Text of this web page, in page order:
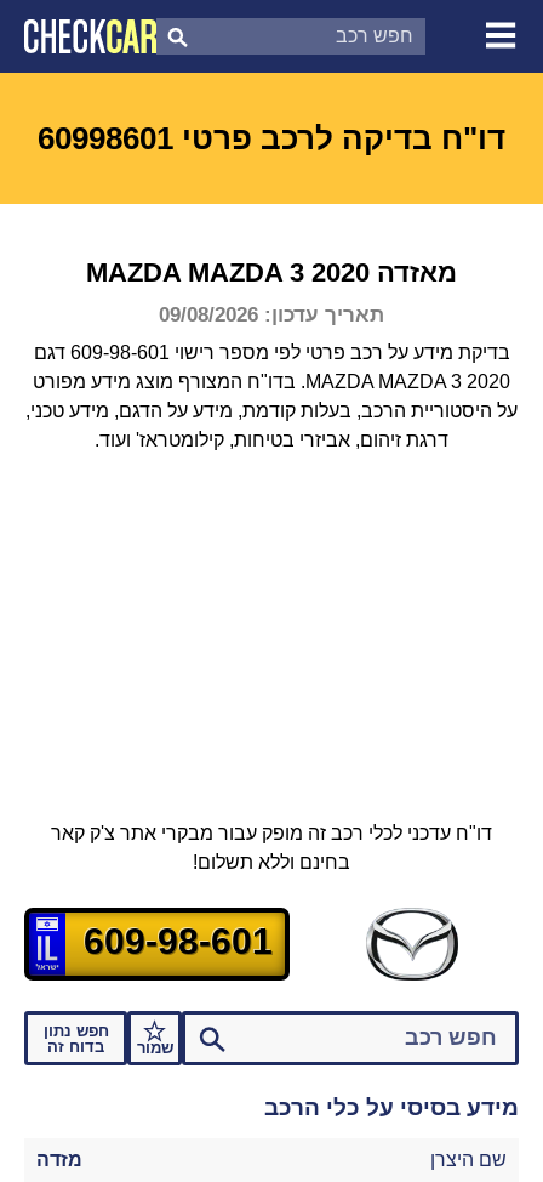
צ'ק קאר
דוח בדיקת רכב
דו"ח בדיקה לרכב פרטי 60998601
מאזדה MAZDA MAZDA 3 2020
תאריך עדכון: 09/08/2026
בדיקת מידע על רכב פרטי לפי מספר רישוי 609-98-601 דגם
MAZDA MAZDA 3 2020.
בדו"ח המצורף מוצג מידע מפורט
על היסטוריית הרכב, בעלות קודמת, מידע על הדגם, מידע טכני,
דרגת זיהום, אביזרי בטיחות, קילומטראז' ועוד.
דו"ח עדכני לכלי רכב זה מופק עבור מבקרי אתר צ'ק קאר
בחינם וללא תשלום!
שמור
חפש נתון
בדוח זה
609-98-601
מידע בסיסי על כלי הרכב
שם היצרן מזדה